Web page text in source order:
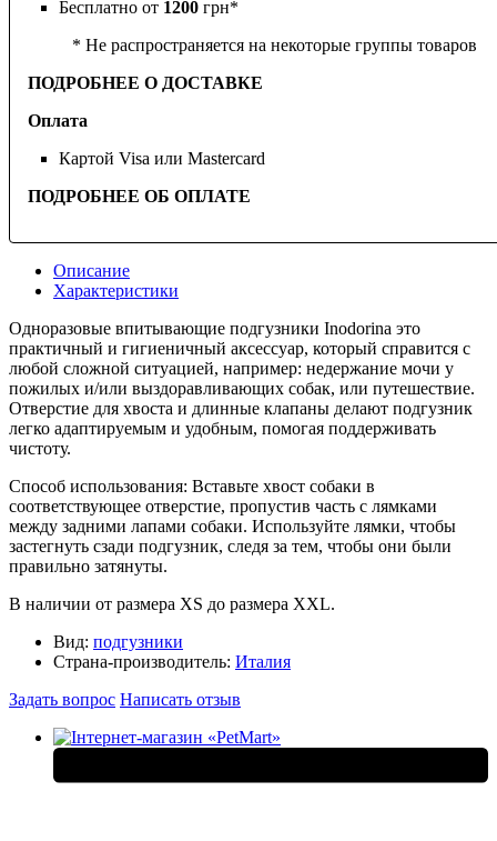
Бесплатно от 1200 грн*
* Не распространяется на некоторые группы товаров
ПОДРОБНЕЕ О ДОСТАВКЕ
Оплата
Картой Visa или Mastercard
ПОДРОБНЕЕ ОБ ОПЛАТЕ
Описание
Характеристики
Одноразовые впитывающие подгузники Inodorina это
практичный и гигиеничный аксессуар, который справится с
любой сложной ситуацией, например: недержание мочи у
пожилых и/или выздоравливающих собак, или путешествие.
Отверстие для хвоста и длинные клапаны делают подгузник
легко адаптируемым и удобным, помогая поддерживать
чистоту.
Способ использования: Вставьте хвост собаки в
соответствующее отверстие, пропустив часть с лямками
между задними лапами собаки. Используйте лямки, чтобы
застегнуть сзади подгузник, следя за тем, чтобы они были
правильно затянуты.
В наличии от размера XS до размера XXL.
Вид: подгузники
Страна-производитель: Италия
Задать вопрос Написать отзыв